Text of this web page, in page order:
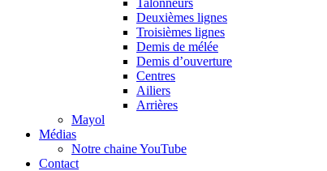
Talonneurs
Deuxièmes lignes
Troisièmes lignes
Demis de mélée
Demis d’ouverture
Centres
Ailiers
Arrières
Mayol
Médias
Notre chaine YouTube
Contact